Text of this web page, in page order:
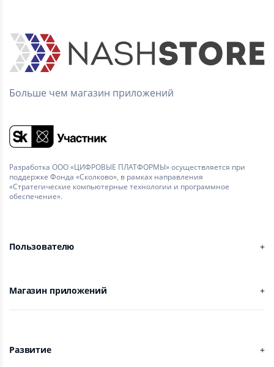
Больше чем магазин приложений
Разработка ООО «ЦИФРОВЫЕ ПЛАТФОРМЫ» осуществляется при
поддержке Фонда «Сколково», в рамках направления
«Стратегические компьютерные технологии и программное
обеспечение».
Пользователю
Магазин приложений
Развитие